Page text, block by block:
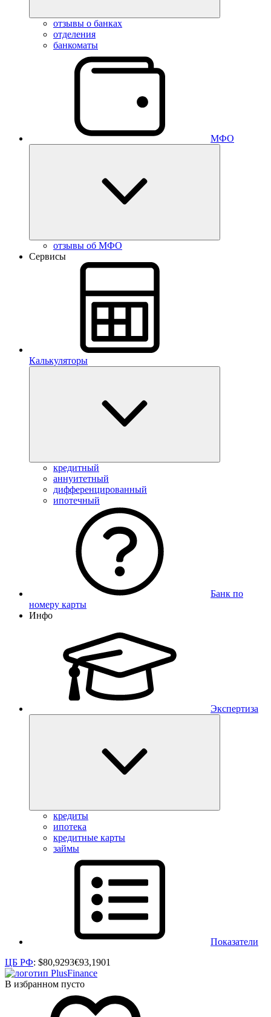
отзывы о банках
отделения
банкоматы
МФО
отзывы об МФО
Сервисы
Калькуляторы
кредитный
аннуитетный
дифференцированный
ипотечный
Банк по
номеру карты
Инфо
Экспертиза
кредиты
ипотека
кредитные карты
займы
Показатели
ЦБ РФ: $80,9293€93,1901
В избранном пусто